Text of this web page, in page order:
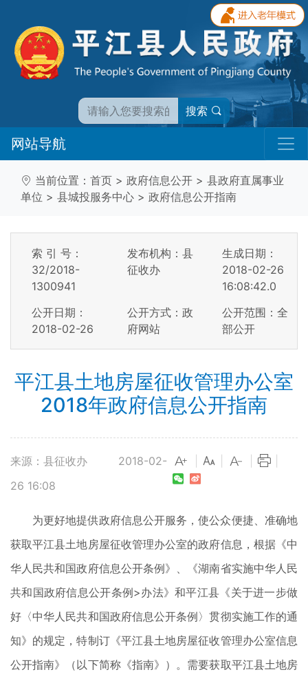
搜索
网站导航
当前位置： 首页 > 政府信息公开 > 县政府直属事业
单位 > 县城投服务中心 > 政府信息公开指南
索 引 号：
32/2018-
1300941
发布机构：县
征收办
生成日期：
2018-02-26
16:08:42.0
公开日期：
2018-02-26
公开方式：政
府网站
公开范围：全
部公开
平江县土地房屋征收管理办公室
2018年政府信息公开指南
来源：县征收办
2018-02-
26 16:08
为更好地提供政府信息公开服务，使公众便捷、准确地
获取平江县土地房屋征收管理办公室的政府信息，根据《中
华人民共和国政府信息公开条例》、《湖南省实施中华人民
共和国政府信息公开条例>办法》和平江县《关于进一步做
好〈中华人民共和国政府信息公开条例〉贯彻实施工作的通
知》的规定，特制订《平江县土地房屋征收管理办公室信息
公开指南》（以下简称《指南》）。需要获取平江县土地房